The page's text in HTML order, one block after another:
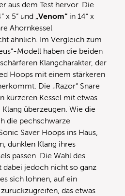
aus dem Test hervor. Die
x 5“ und „Venom“ in 14“ x
Ahornkessel
ähnlich. Im Vergleich zum
Modell haben die beiden
Klangcharakter, der
Hoops mit einem stärkeren
Die „Razor“ Snare
kürzeren Kessel mit etwas
überzeugen. Wie die
die pechschwarze
Saver Hoops ins Haus,
dunklen Klang ihres
passen. Die Wahl des
dabei jedoch nicht so ganz
sich lohnen, auf ein
das etwas